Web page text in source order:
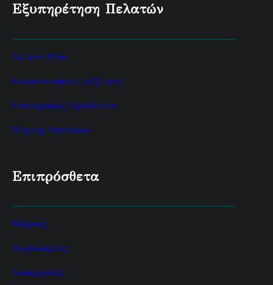
Εξυπηρέτηση Πελατών
Σε ένα Φίλο
Επικοινωνήστε μαζί μας
Επιστροφές Προϊόντων
Χάρτης Ισοτόπου
Επιπρόσθετα
Μάρκες
Δωροκάρτες
Συνεργάτες